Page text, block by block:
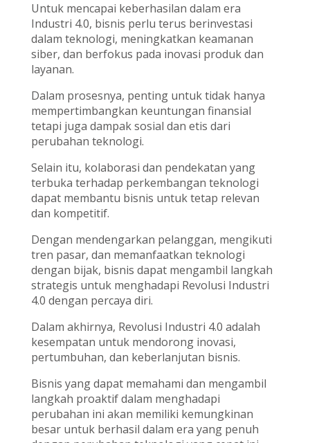
Untuk mencapai keberhasilan dalam era
Industri 4.0, bisnis perlu terus berinvestasi
dalam teknologi, meningkatkan keamanan
siber, dan berfokus pada inovasi produk dan
layanan.
Dalam prosesnya, penting untuk tidak hanya
mempertimbangkan keuntungan finansial
tetapi juga dampak sosial dan etis dari
perubahan teknologi.
Selain itu, kolaborasi dan pendekatan yang
terbuka terhadap perkembangan teknologi
dapat membantu bisnis untuk tetap relevan
dan kompetitif.
Dengan mendengarkan pelanggan, mengikuti
tren pasar, dan memanfaatkan teknologi
dengan bijak, bisnis dapat mengambil langkah
strategis untuk menghadapi Revolusi Industri
4.0 dengan percaya diri.
Dalam akhirnya, Revolusi Industri 4.0 adalah
kesempatan untuk mendorong inovasi,
pertumbuhan, dan keberlanjutan bisnis.
Bisnis yang dapat memahami dan mengambil
langkah proaktif dalam menghadapi
perubahan ini akan memiliki kemungkinan
besar untuk berhasil dalam era yang penuh